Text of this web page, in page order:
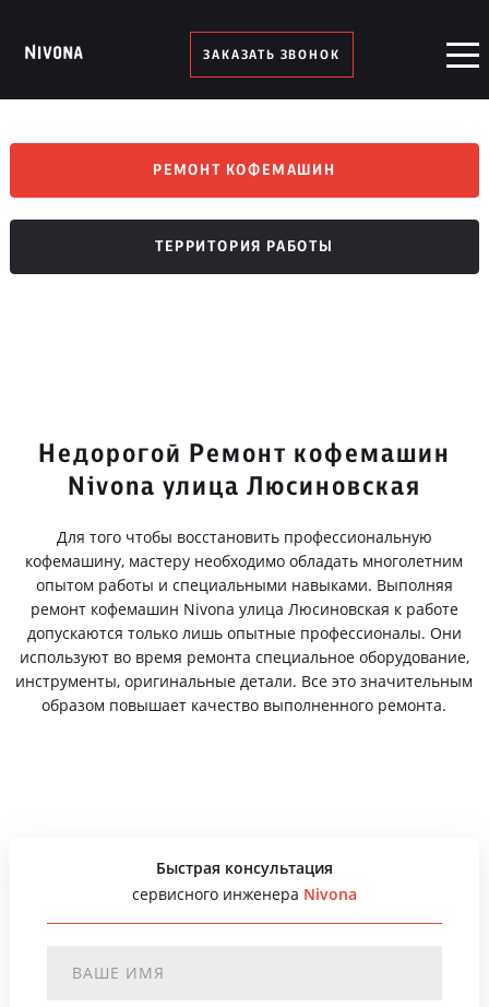
ЗАКАЗАТЬ ЗВОНОК
РЕМОНТ КОФЕМАШИН
ТЕРРИТОРИЯ РАБОТЫ
Недорогой Ремонт кофемашин
Nivona улица Люсиновская
Для того чтобы восстановить профессиональную
кофемашину, мастеру необходимо обладать многолетним
опытом работы и специальными навыками. Выполняя
ремонт кофемашин Nivona улица Люсиновская к работе
допускаются только лишь опытные профессионалы. Они
используют во время ремонта специальное оборудование,
инструменты, оригинальные детали. Все это значительным
образом повышает качество выполненного ремонта.
Быстрая консультация
сервисного инженера Nivona